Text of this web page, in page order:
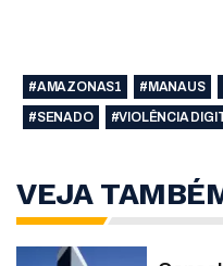
#AMAZONAS1 #MANAUS
#SENADO
#VIOLÊNCIA
VEJA